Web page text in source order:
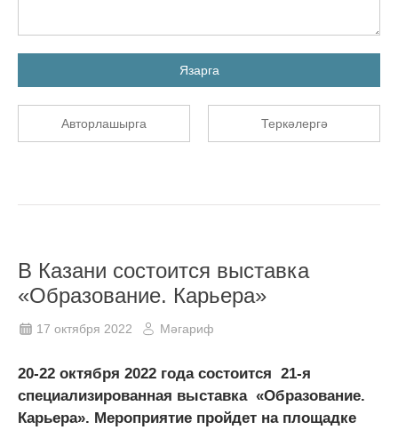
Язарга
Авторлашырга Теркәлергә
В Казани состоится выставка
«Образование. Карьера»
17 октября 2022 Мәгариф
20-22 октября 2022 года состоится 21-я
специализированная выставка «Образование.
Карьера». Мероприятие пройдет на площадке